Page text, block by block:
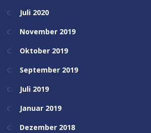
Juli 2020
November 2019
Oktober 2019
September 2019
Juli 2019
Januar 2019
Dezember 2018